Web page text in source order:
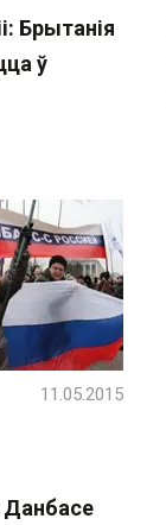
Брытанія
ў
11.05.2015